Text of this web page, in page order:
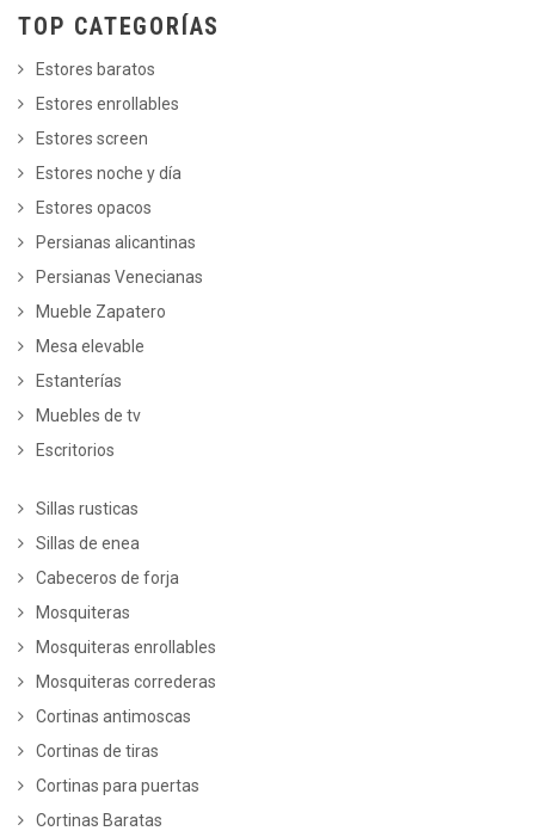
TOP CATEGORÍAS
Estores baratos
Estores enrollables
Estores screen
Estores noche y día
Estores opacos
Persianas alicantinas
Persianas Venecianas
Mueble Zapatero
Mesa elevable
Estanterías
Muebles de tv
Escritorios
Sillas rusticas
Sillas de enea
Cabeceros de forja
Mosquiteras
Mosquiteras enrollables
Mosquiteras correderas
Cortinas antimoscas
Cortinas de tiras
Cortinas para puertas
Cortinas Baratas